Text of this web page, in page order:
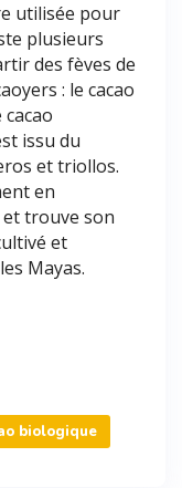
utilisée pour
plusieurs
des fèves de
: le cacao
issu du
et triollos.
en
et trouve son
et
Mayas.
biologique